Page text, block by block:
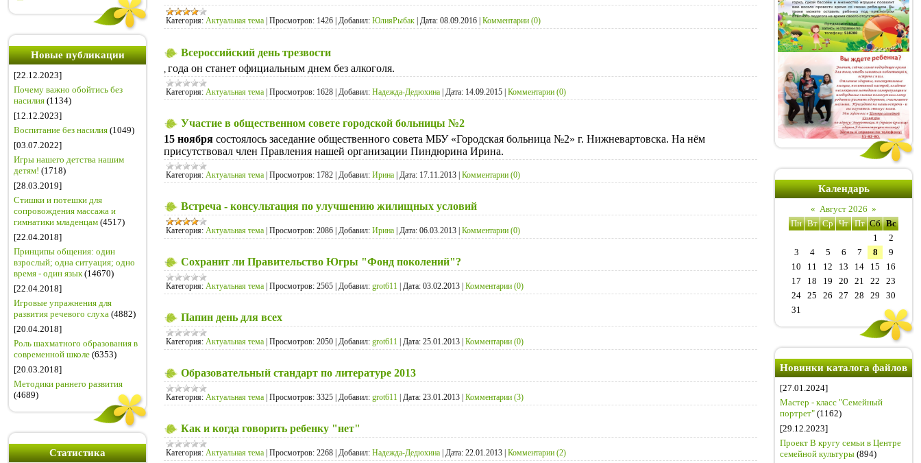
Новые публикации
[22.12.2023]
Почему важно обойтись без
насилия (1134)
[12.12.2023]
Воспитание без насилия (1049)
[03.07.2022]
Игры нашего детства нашим
детям! (1718)
[28.03.2019]
Стишки и потешки для
сопровождения массажа и
гимнатики младенцам (4517)
[22.04.2018]
Принципы общения: один
взрослый; одна ситуация; одно
время - один язык(14670)
[22.04.2018]
Игровые упражнения для
развития речевого слуха (4882)
[20.04.2018]
Роль шахматного образования в
современной школе (6353)
[20.03.2018]
Методики раннего развития
(4689)
Статистика
Категория: Актуальная тема Просмотров: 1426 Добавил: ЮлияРыбак Дата: 08.09.2016 Комментарии (0)
Всероссийский день трезвости
года он станет официальным днем без алкоголя.
Категория: Актуальная тема | Просмотров: 1628 | Добавил: Надежда-Дедюхина | Дата: 14.09.2015 | Комментарии (0)
Участие в общественном совете городской больницы №2
15 ноября состоялось заседание общественного совета МБУ «Городская больница №2» г. Нижневартовска. На нём
присутствовал член Правления нашей организации Пиндюрина Ирина.
Категория: Актуальная тема | Просмотров: 1782 | Добавил: Ирина | Дата: 17.11.2013 | Комментарии (0)
Встреча - консультация по улучшению жилищных условий
Категория: Актуальная тема | Просмотров: 2086 | Добавил: Ирина | Дата: 06.03.2013 | Комментарии (0)
Сохранит ли Правительство Югры "Фонд поколений"?
Категория: Актуальная тема | Просмотров: 2565 | Добавил: grot611 | Дата: 03.02.2013 | Комментарии (0)
Папин день для всех
Категория: Актуальная тема | Просмотров: 2050 | Добавил: grot611 | Дата: 25.01.2013 | Комментарии (0)
Образовательный стандарт по литературе 2013
Категория: Актуальная тема | Просмотров: 3325 | Добавил: grot611 | Дата: 23.01.2013 | Комментарии (3)
Как и когда говорить ребенку "нет"
Категория: Актуальная тема | Просмотров: 2268 | Добавил: Надежда-Дедюхина | Дата: 22.01.2013 | Комментарии (2)
Календарь
« Август 2026 »
Пн Вт Ср Чт Пт Сб Вс
1
2
3
4 5 6 7 8
9
10
11 12 13 14 15
16
17
18 19 20 21 22
23
24 25 26 27 28 29
30
31
Новинки каталога файлов
[27.01.2024]
Мастер - класс "Семейный
портрет" (1162)
[29.12.2023]
Проект В кругу семьи в Центре
семейной культуры (894)